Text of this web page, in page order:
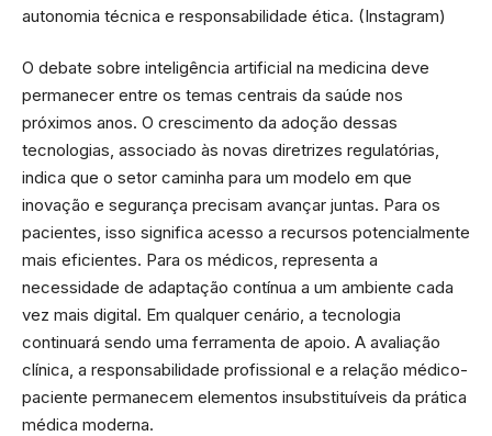
autonomia técnica e responsabilidade ética. (Instagram)
O debate sobre inteligência artificial na medicina deve
permanecer entre os temas centrais da saúde nos
próximos anos. O crescimento da adoção dessas
tecnologias, associado às novas diretrizes regulatórias,
indica que o setor caminha para um modelo em que
inovação e segurança precisam avançar juntas. Para os
pacientes, isso significa acesso a recursos potencialmente
mais eficientes. Para os médicos, representa a
necessidade de adaptação contínua a um ambiente cada
vez mais digital. Em qualquer cenário, a tecnologia
continuará sendo uma ferramenta de apoio. A avaliação
clínica, a responsabilidade profissional e a relação médico-
paciente permanecem elementos insubstituíveis da prática
médica moderna.